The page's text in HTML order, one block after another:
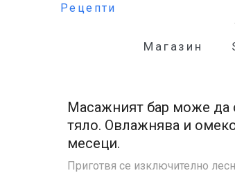
Магазин
Рецепти
Масажен
Масажният бар може да
тяло. Овлажнява и
месеци.
Приготвя се изключително